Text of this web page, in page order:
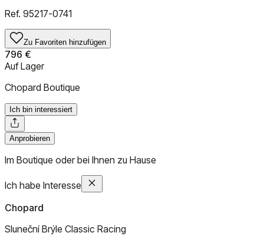
Ref. 95217-0741
Zu Favoriten hinzufügen
796 €
Auf Lager
Chopard Boutique
Ich bin interessiert
Anprobieren
Im Boutique oder bei Ihnen zu Hause
Ich habe Interesse
Chopard
Sluneční Brýle Classic Racing